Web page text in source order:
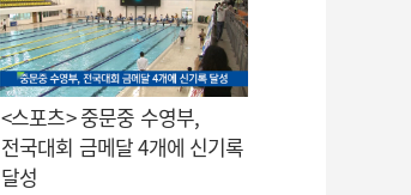
<스포츠> 중문중 수영부,
전국대회 금메달 4개에 신기록
달성